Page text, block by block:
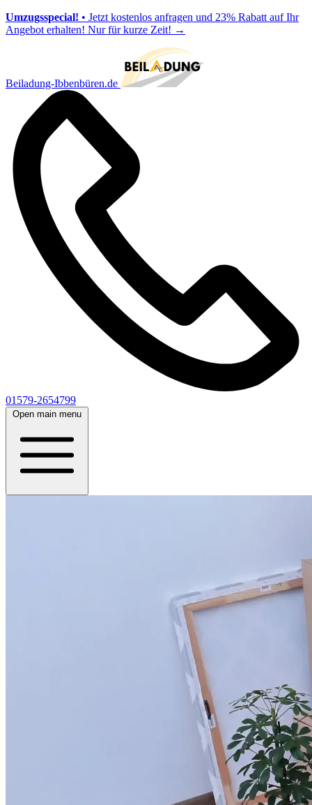
Umzugsspecial! • Jetzt kostenlos anfragen und 23% Rabatt auf Ihr
Angebot erhalten! Nur für kurze Zeit! →
Beiladung-Ibbenbüren.de
01579-2654799
Open main menu